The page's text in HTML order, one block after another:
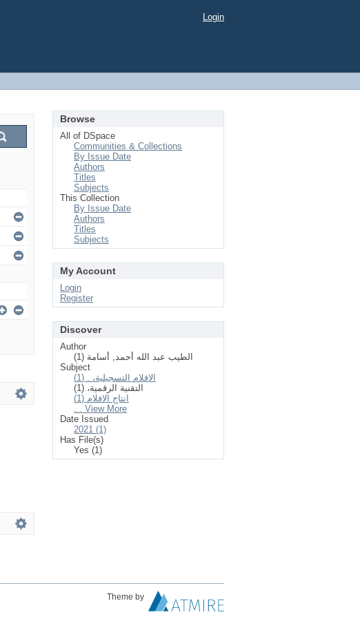
Login
Browse
All of DSpace
Communities & Collections
By Issue Date
Authors
Titles
Subjects
This Collection
By Issue Date
Authors
Titles
Subjects
My Account
Login
Register
Discover
Author
الطيب عبد الله أحمد, أسامة (1)
Subject
الافلام التسجيلية، . (1)
التقنية الرقمية، (1)
انتاج الافلام (1)
... View More
Date Issued
2021 (1)
Has File(s)
Yes (1)
Theme by